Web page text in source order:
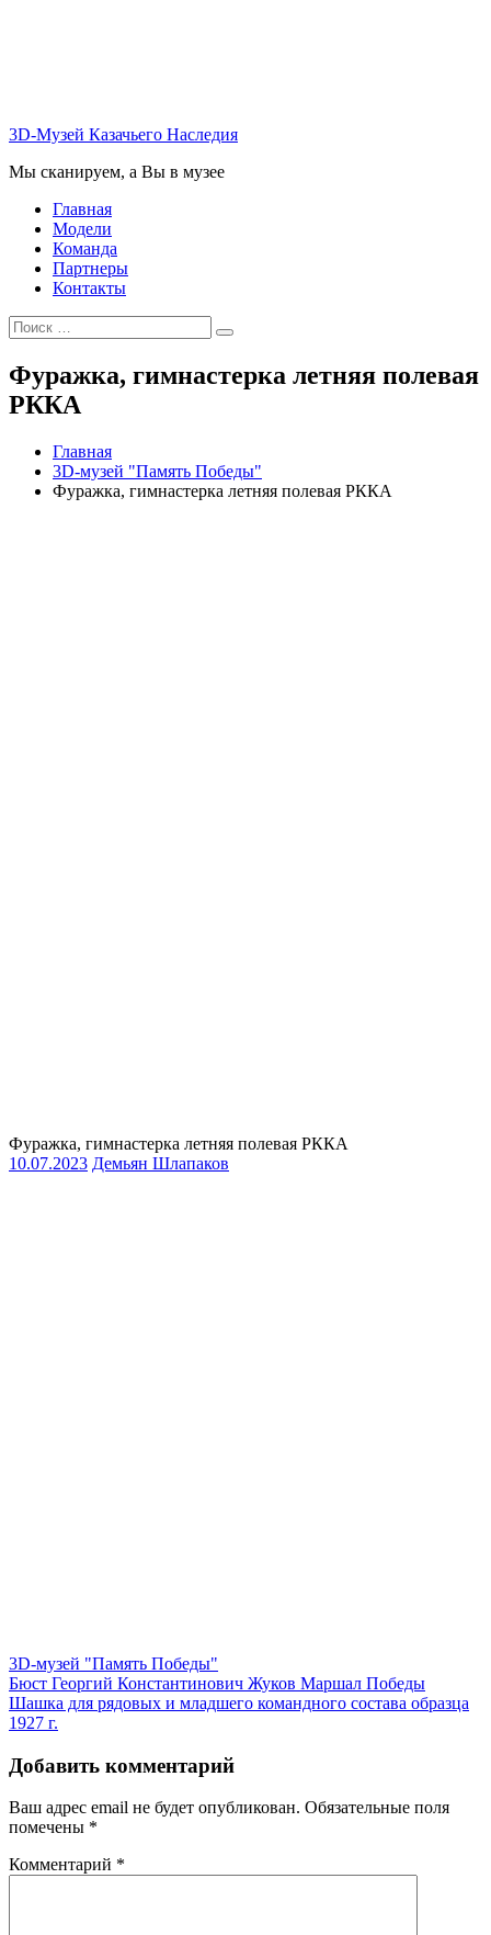
3D-Музей Казачьего Наследия
Мы сканируем, а Вы в музее
Главная
Модели
Команда
Партнеры
Контакты
Искать:
Поиск
Фуражка, гимнастерка летняя полевая
РККА
Главная
3D-музей "Память Победы"
Фуражка, гимнастерка летняя полевая РККА
Фуражка, гимнастерка летняя полевая РККА
10.07.2023 Демьян Шлапаков
3D-музей "Память Победы"
Навигация
по
Бюст Георгий Константинович Жуков Маршал Победы
Шашка для рядовых и младшего командного состава образца
1927 г.
Добавить комментарий
Ваш адрес email не будет опубликован. Обязательные поля
помечены *
Комментарий *